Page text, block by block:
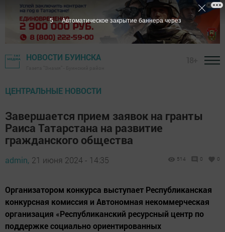
НОВОСТИ БУИНСКА
ЦЕНТРАЛЬНЫЕ НОВОСТИ
Завершается прием заявок на гранты
Раиса Татарстана на развитие
гражданского общества
admin, 21 июня 2024 - 14:35 514 0 0
Организатором конкурса выступает Республиканская
конкурсная комиссия и Автономная некоммерческая
организация «Республиканский ресурсный центр по
поддержке социально ориентированных
3 Автоматическое закрытие баннера через